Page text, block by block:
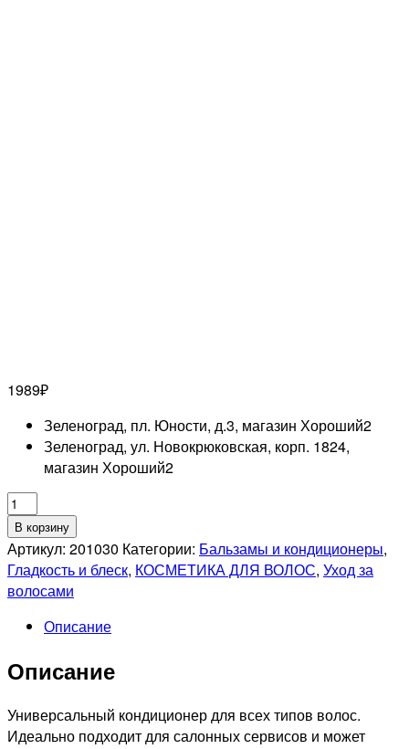
1989₽
Зеленоград, пл. Юности, д.3, магазин Хороший2
Зеленоград, ул. Новокрюковская, корп. 1824,
магазин Хороший2
Количество
товара
LAROS
BEAUTY
Базовый
11PM
Conditioner,
мл
В корзину
Артикул: 201030 Категории: Бальзамы и кондиционеры,
Гладкость и блеск, КОСМЕТИКА ДЛЯ ВОЛОС, Уход за
волосами
Описание
Описание
Универсальный кондиционер для всех типов волос.
Идеально подходит для салонных сервисов и может